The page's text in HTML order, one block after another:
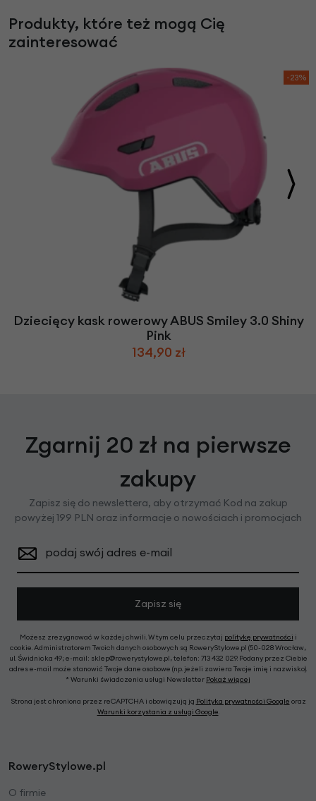
Produkty, które też mogą Cię
zainteresować
-23%
Dziecięcy kask rowerowy ABUS Smiley 3.0 Shiny
Pink
134,90 zł
Zgarnij 20 zł na pierwsze
zakupy
Zapisz się do newslettera, aby otrzymać Kod na zakup
powyżej 199 PLN oraz informacje o nowościach i promocjach
podaj swój adres e-mail
Zapisz się
Możesz zrezygnować w każdej chwili. W tym celu przeczytaj politykę prywatności i
cookie. Administratorem Twoich danych osobowych są RoweryStylowe.pl (50-028 Wrocław,
ul. Świdnicka 49; e-mail: sklep@rowerystylowe.pl, telefon: 713 432 029. Podany przez Ciebie
adres e-mail może stanowić Twoje dane osobowe (np. jeżeli zawiera Twoje imię i nazwisko).
* Warunki świadczenia usługi Newsletter Pokaż więcej
Strona jest chroniona przez reCAPTCHA i obowiązują ją Polityka prywatności Google oraz
Warunki korzystania z usługi Google.
RoweryStylowe.pl
O firmie